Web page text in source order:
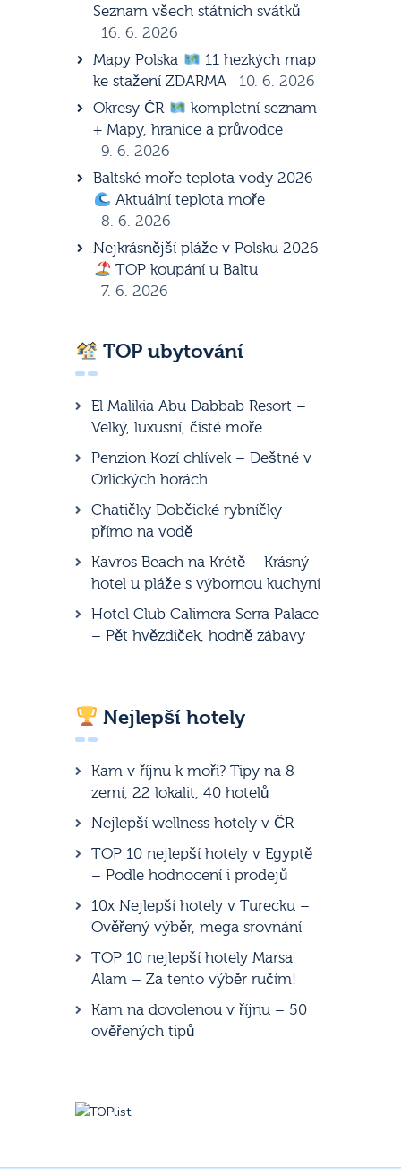
Seznam všech státních svátků
16. 6. 2026
Mapy Polska
11 hezkých map
ke stažení ZDARMA
10. 6. 2026
Okresy ČR
kompletní seznam
+ Mapy, hranice a průvodce
9. 6. 2026
Baltské moře teplota vody 2026
Aktuální teplota moře
8. 6. 2026
Nejkrásnější pláže v Polsku 2026
TOP koupání u Baltu
7. 6. 2026
TOP ubytování
El Malikia Abu Dabbab Resort –
Velký, luxusní, čisté moře
Penzion Kozí chlívek – Deštné v
Orlických horách
Chatičky Dobčické rybníčky
přímo na vodě
Kavros Beach na Krétě – Krásný
hotel u pláže s výbornou kuchyní
Hotel Club Calimera Serra Palace
– Pět hvězdiček, hodně zábavy
Nejlepší hotely
Kam v říjnu k moři? Tipy na 8
zemí, 22 lokalit, 40 hotelů
Nejlepší wellness hotely v ČR
TOP 10 nejlepší hotely v Egyptě
– Podle hodnocení i prodejů
10x Nejlepší hotely v Turecku –
Ověřený výběr, mega srovnání
TOP 10 nejlepší hotely Marsa
Alam – Za tento výběr ručím!
Kam na dovolenou v říjnu – 50
ověřených tipů